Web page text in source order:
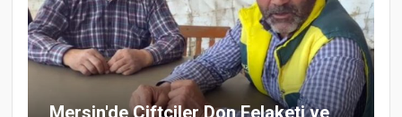
Mersin'de Çiftçiler Don Felaketi ve